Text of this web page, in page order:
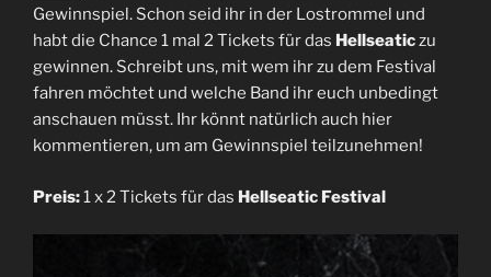
Gewinnspiel. Schon seid ihr in der Lostrommel und
habt die Chance 1 mal 2 Tickets für das Hellseaticzu
gewinnen. Schreibt uns, mit wem ihr zu dem Festival
fahren möchtet und welche Band ihr euch unbedingt
anschauen müsst. Ihr könnt natürlich auch hier
kommentieren, um am Gewinnspiel teilzunehmen!
Preis:1 x 2 Tickets für das Hellseatic Festival